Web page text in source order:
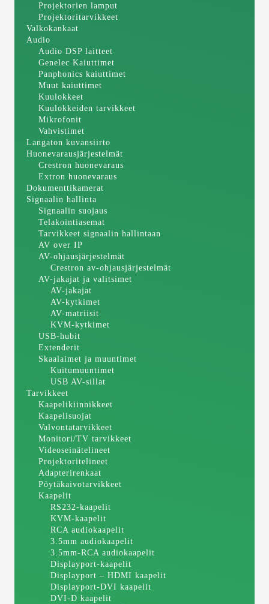
Projektorien lamput
Projektoritarvikkeet
Valkokankaat
Audio
Audio DSP laitteet
Genelec Kaiuttimet
Panphonics kaiuttimet
Muut kaiuttimet
Kuulokkeet
Kuulokkeiden tarvikkeet
Mikrofonit
Vahvistimet
Langaton kuvansiirto
Huonevarausjärjestelmät
Crestron huonevaraus
Extron huonevaraus
Dokumenttikamerat
Signaalin hallinta
Signaalin suojaus
Telakointiasemat
Tarvikkeet signaalin hallintaan
AV over IP
AV-ohjausjärjestelmät
Crestron av-ohjausjärjestelmät
AV-jakajat ja valitsimet
AV-jakajat
AV-kytkimet
AV-matriisit
KVM-kytkimet
USB-hubit
Extenderit
Skaalaimet ja muuntimet
Kuitumuuntimet
USB AV-sillat
Tarvikkeet
Kaapelikiinnikkeet
Kaapelisuojat
Valvontatarvikkeet
Monitori/TV tarvikkeet
Videoseinätelineet
Projektoritelineet
Adapterirenkaat
Pöytäkaivotarvikkeet
Kaapelit
RS232-kaapelit
KVM-kaapelit
RCA audiokaapelit
3.5mm audiokaapelit
3.5mm-RCA audiokaapelit
Displayport-kaapelit
Displayport – HDMI kaapelit
Displayport-DVI kaapelit
DVI-D kaapelit